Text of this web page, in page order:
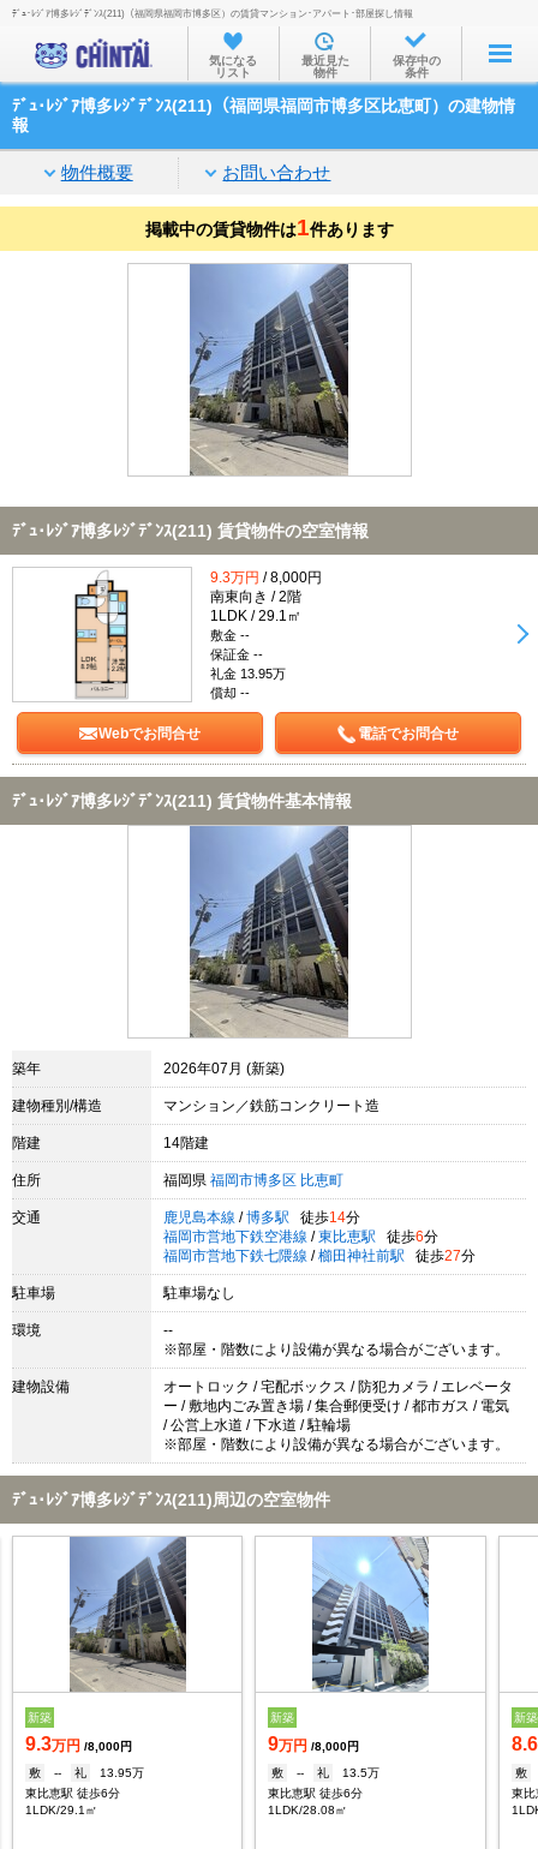
お部屋を探す
沿線・駅から
家賃相場から
通勤通学時間から
物件特集から
不動産会社から
TOP
ﾃﾞｭ･ﾚｼﾞｱ博多ﾚｼﾞﾃﾞﾝｽ(211)（福岡県福岡市博多区）の賃貸マンション･アパート･部屋探し情報
気になる
リスト
最近見た
物件
保存中の
条件
ﾃﾞｭ･ﾚｼﾞｱ博多ﾚｼﾞﾃﾞﾝｽ(211)（福岡県福岡市博多区比恵町）の建物情
報
物件概要 お問い合わせ
掲載中の賃貸物件は1件あります
ﾃﾞｭ･ﾚｼﾞｱ博多ﾚｼﾞﾃﾞﾝｽ(211) 賃貸物件の空室情報
9.3万円 / 8,000円
南東向き / 2階
1LDK / 29.1㎡
敷金 --
保証金 --
礼金 13.95万
償却 --
Webでお問合せ 電話でお問合せ
ﾃﾞｭ･ﾚｼﾞｱ博多ﾚｼﾞﾃﾞﾝｽ(211) 賃貸物件基本情報
築年 2026年07月 (新築)
建物種別/構造 マンション／鉄筋コンクリート造
階建 14階建
住所 福岡県 福岡市博多区 比恵町
交通 鹿児島本線 / 博多駅 徒歩14分
福岡市営地下鉄空港線 / 東比恵駅 徒歩6分
福岡市営地下鉄七隈線 / 櫛田神社前駅 徒歩27分
駐車場 駐車場なし
環境
--
※部屋・階数により設備が異なる場合がございます。
建物設備
オートロック / 宅配ボックス / 防犯カメラ / エレベータ
ー / 敷地内ごみ置き場 / 集合郵便受け / 都市ガス / 電気
/ 公営上水道 / 下水道 / 駐輪場
※部屋・階数により設備が異なる場合がございます。
ﾃﾞｭ･ﾚｼﾞｱ博多ﾚｼﾞﾃﾞﾝｽ(211)周辺の空室物件
新築
9.3万円 /8,000円
敷
-- 礼
13.95万
東比恵駅 徒歩6分
1LDK/29.1㎡
新築
9万円 /8,000円
敷
-- 礼
13.5万
東比恵駅 徒歩6分
1LDK/28.08㎡
新築
8.6
敷
東比